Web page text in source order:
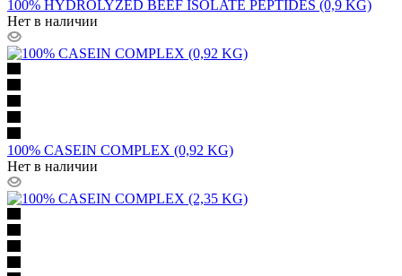
100% HYDROLYZED BEEF ISOLATE PEPTIDES (0,9 KG)
Нет в наличии
100% CASEIN COMPLEX (0,92 KG)
Нет в наличии